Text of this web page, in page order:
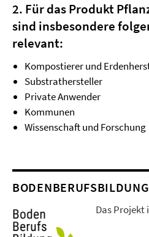
2. Für das Produkt
sind insbesondere
relevant:
Kompostierer und
Substrathersteller
Private Anwender
Kommunen
Wissenschaft und Forschung
BODENBERUFSBILDUNG
Das Projekt